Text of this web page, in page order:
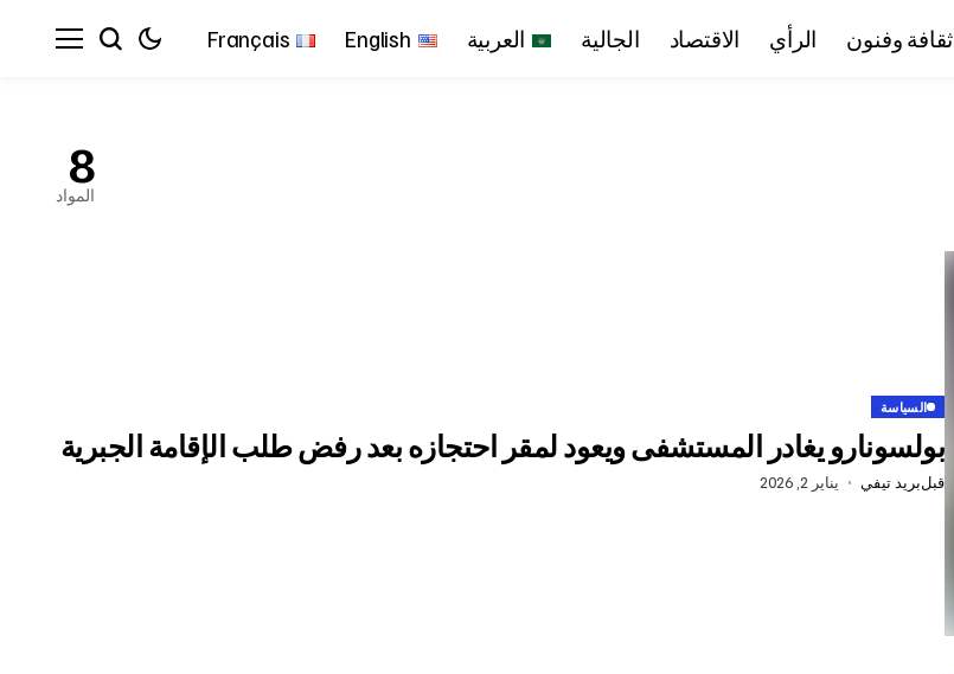
ثقافة وفنون الرأي الاقتصاد الجالية العربية English
Français
8
المواد
السياسة
بولسونارو يغادر المستشفى ويعود لمقر احتجازه بعد رفض طلب الإقامة الجبرية
قبلبريد تيفي يناير 2, 2026